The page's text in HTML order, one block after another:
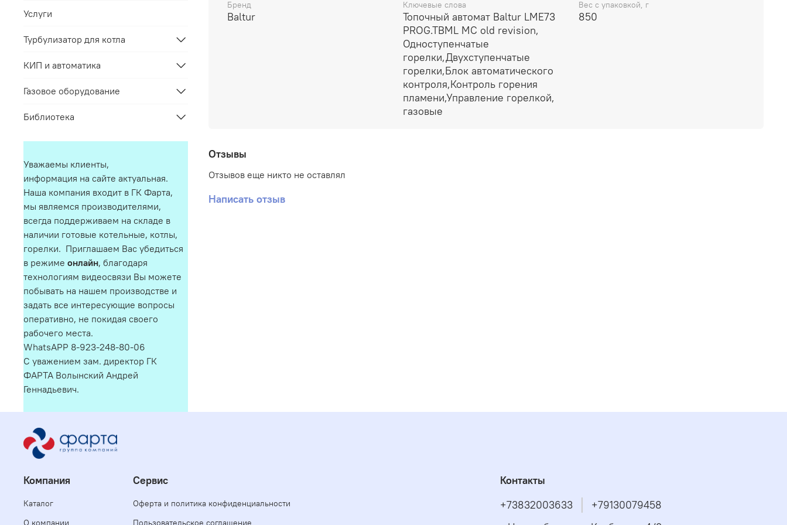
Бренд
Baltur
Ключевые слова
Топочный автомат Baltur LME73
PROG.TBML MC old revision,
Одноступенчатые
горелки,Двухступенчатые
горелки,Блок автоматического
контроля,Контроль горения
пламени,Управление горелкой,
газовые
Вес с упаковкой, г
850
Отзывы
Отзывов еще никто не оставлял
Написать отзыв
Услуги
Турбулизатор для котла
КИП и автоматика
Газовое оборудование
Библиотека
Уважаемы клиенты,
информация на сайте актуальная.
Наша компания входит в ГК Фарта,
мы являемся производителями,
всегда поддерживаем на складе в
наличии готовые котельные, котлы,
горелки. Приглашаем Вас убедиться
в режиме онлайн, благодаря
технологиям видеосвязи Вы можете
побывать на нашем производстве и
задать все интересующие вопросы
оперативно, не покидая своего
рабочего места.
WhatsAPP 8-923-248-80-06
С уважением зам. директор ГК
ФАРТА Волынский Андрей
Геннадьевич.
Компания
Каталог
О компании
Сервис
Оферта и политика конфиденциальности
Пользовательское соглашение
Контакты
+73832003633
+79130079458